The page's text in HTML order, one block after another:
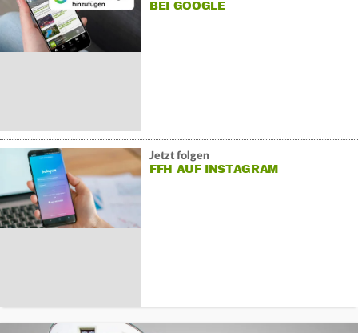
BEI GOOGLE
Jetzt folgen
FFH AUF INSTAGRAM